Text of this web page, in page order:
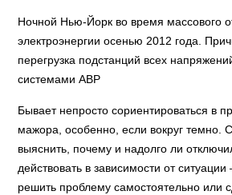
Ночной Нью-Йорк во время массового
электроэнергии осенью 2012 года.
перегрузка подстанций всех
системами АВР
Бывает непросто сориентироваться в
мажора, особенно, если вокруг темно.
выяснить, почему и надолго ли
действовать в зависимости от ситуации
решить проблему самостоятельно или